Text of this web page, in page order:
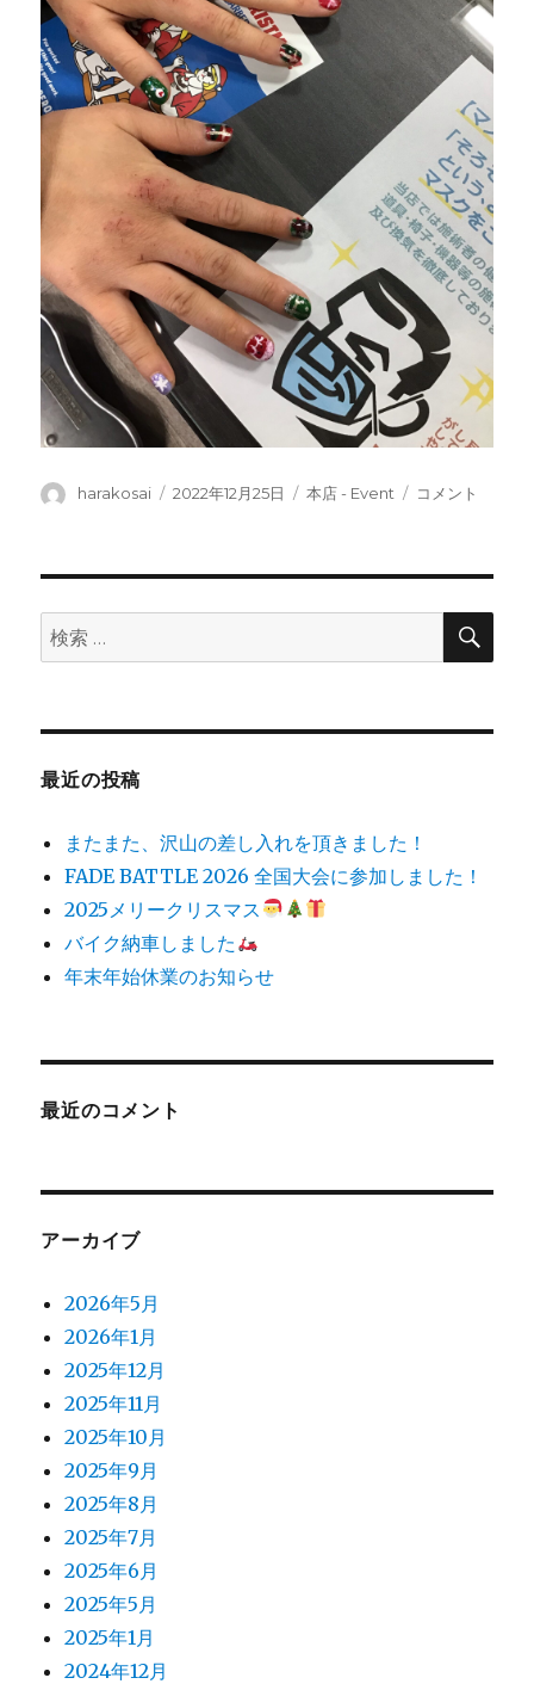
投
harakosai
投
2022年12月25日
カ
本店 - Event
メ
ス
ス
コメント
検
索:
検
最近の投稿
またまた、沢山の差し入れを頂きました！
FADE BATTLE 2026 全国大会に参加しました！
2025メリークリスマス
バイク納車しました
年末年始休業のお知らせ
最近のコメント
アーカイブ
2026年5月
2026年1月
2025年12月
2025年11月
2025年10月
2025年9月
2025年8月
2025年7月
2025年6月
2025年5月
2025年1月
2024年12月